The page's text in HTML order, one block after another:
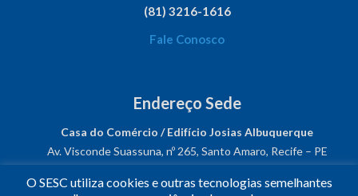
(81) 3216-1616
Fale Conosco
Endereço Sede
Casa do Comércio / Edifício Josias Albuquerque
Av. Visconde Suassuna, nº 265, Santo Amaro, Recife – PE
CNPJ: 03.482.931/0001-61
O SESC utiliza cookies e outras tecnologias semelhantes